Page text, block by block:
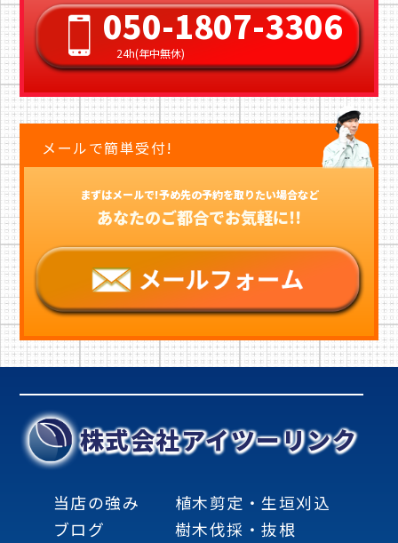
050-1807-3306
24h(年中無休)
メールで簡単受付!
まずはメールで!予め先の予約を取りたい場合など
あなたのご都合でお気軽に!!
株式会社アイツーリンク
当店の強み
ブログ
植木剪定・生垣刈込
樹木伐採・抜根